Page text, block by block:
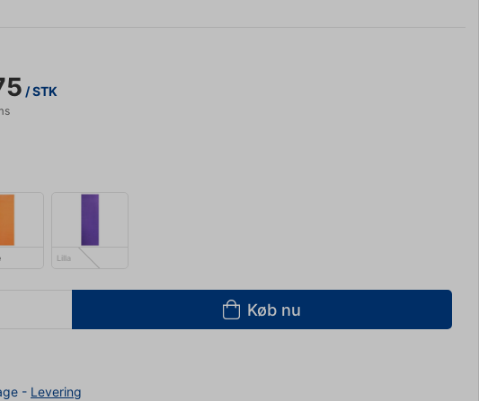
/ STK
Lilla
Køb nu
- Levering